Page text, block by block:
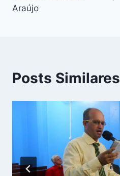
Araújo
Posts Similares